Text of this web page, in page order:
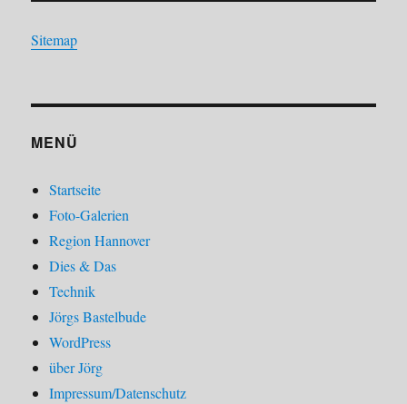
Sitemap
MENÜ
Startseite
Foto-Galerien
Region Hannover
Dies & Das
Technik
Jörgs Bastelbude
WordPress
über Jörg
Impressum/Datenschutz